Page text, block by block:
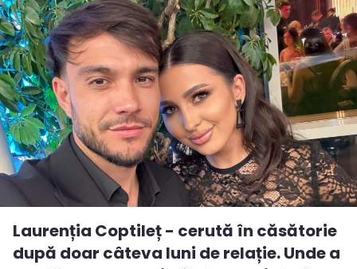
Laurenția Coptileț - cerută în căsătorie
după doar câteva luni de relație. Unde a